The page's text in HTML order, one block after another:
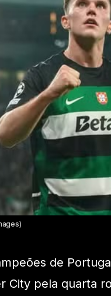
de
City pela quarta